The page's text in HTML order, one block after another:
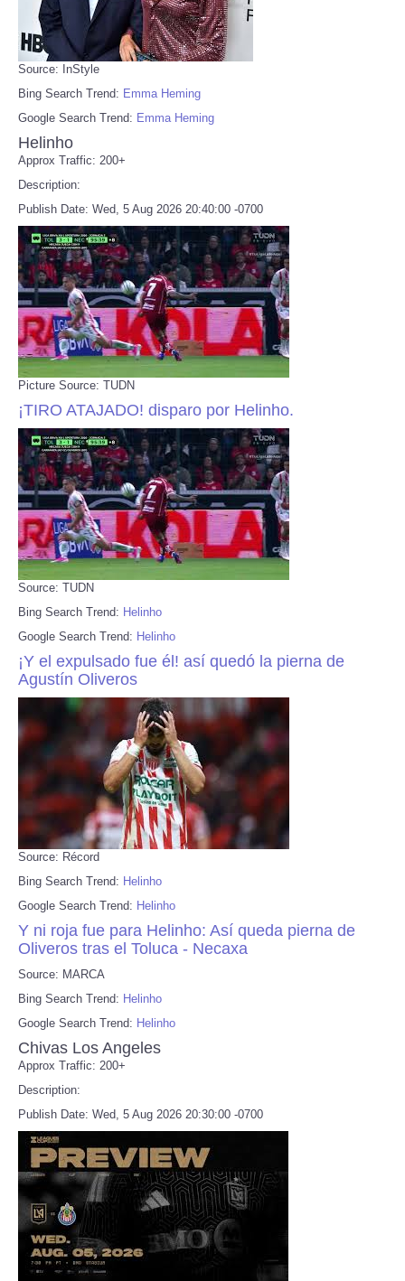
Source: InStyle
Bing Search Trend: Emma Heming
Google Search Trend: Emma Heming
Helinho
Approx Traffic: 200+
Description:
Publish Date: Wed, 5 Aug 2026 20:40:00 -0700
Picture Source: TUDN
¡TIRO ATAJADO! disparo por Helinho.
Source: TUDN
Bing Search Trend: Helinho
Google Search Trend: Helinho
¡Y el expulsado fue él! así quedó la pierna de
Agustín Oliveros
Source: Récord
Bing Search Trend: Helinho
Google Search Trend: Helinho
Y ni roja fue para Helinho: Así queda pierna de
Oliveros tras el Toluca - Necaxa
Source: MARCA
Bing Search Trend: Helinho
Google Search Trend: Helinho
Chivas Los Angeles
Approx Traffic: 200+
Description:
Publish Date: Wed, 5 Aug 2026 20:30:00 -0700